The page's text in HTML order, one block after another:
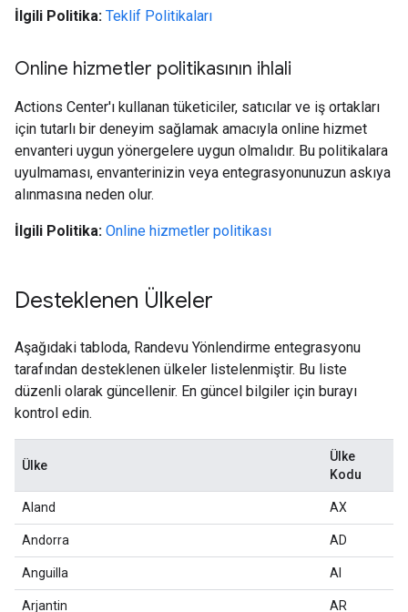
İlgili Politika: Teklif Politikaları
Online hizmetler politikasının ihlali
Actions Center'ı kullanan tüketiciler, satıcılar ve iş ortakları
için tutarlı bir deneyim sağlamak amacıyla online hizmet
envanteri uygun yönergelere uygun olmalıdır. Bu politikalara
uyulmaması, envanterinizin veya entegrasyonunuzun askıya
alınmasına neden olur.
İlgili Politika: Online hizmetler politikası
Desteklenen Ülkeler
Aşağıdaki tabloda, Randevu Yönlendirme entegrasyonu
tarafından desteklenen ülkeler listelenmiştir. Bu liste
düzenli olarak güncellenir. En güncel bilgiler için burayı
kontrol edin.
Ülke
Ülke
Kodu
Aland AX
Andorra AD
Anguilla AI
Arjantin AR